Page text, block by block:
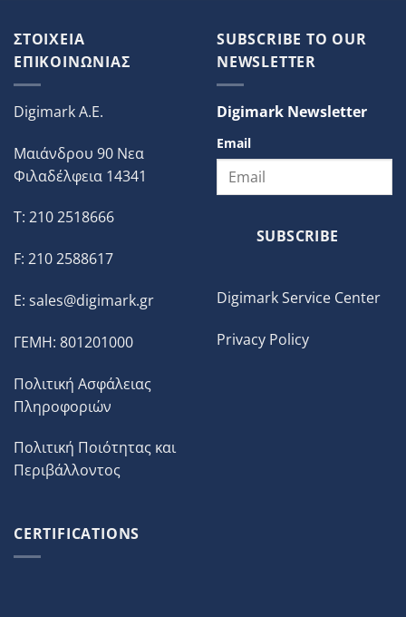
ΣΤΟΙΧΕΙΑ
ΕΠΙΚΟΙΝΩΝΙΑΣ
Digimark A.E.
Μαιάνδρου 90 Νεα
Φιλαδέλφεια 14341
T: 210 2518666
F: 210 2588617
E: sales@digimark.gr
ΓΕΜΗ: 801201000
Πολιτική Ασφάλειας
Πληροφοριών
Πολιτική Ποιότητας και
Περιβάλλοντος
SUBSCRIBE TO OUR
NEWSLETTER
Digimark Newsletter
Email
SUBSCRIBE
Digimark Service Center
Privacy Policy
CERTIFICATIONS